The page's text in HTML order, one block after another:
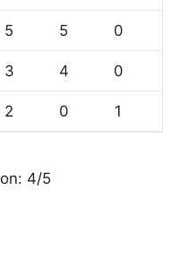
5 5 0
3 4 0
2 0 1
4/5